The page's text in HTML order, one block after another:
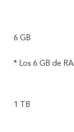
6 GB
* Los 6 GB de
1 TB